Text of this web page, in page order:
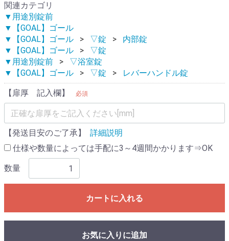
関連カテゴリ
▼用途別錠前
▼【GOAL】ゴール
▼【GOAL】ゴール
▽錠
内部錠
▼【GOAL】ゴール
▽錠
▼用途別錠前
▽浴室錠
▼【GOAL】ゴール
▽錠 レバーハンドル錠
【扉厚 記入欄】 必須
【発送目安のご了承】
詳細説明
仕様や数量によっては手配に3～4週間かかります⇒OK
数量
カートに入れる
お気に入りに追加